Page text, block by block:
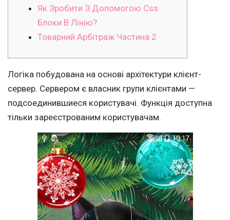
Як Зробити З Допомогою Css
Блоки В Лінію?
Товарний Арбітраж Частина 2
Логіка побудована на основі архітектури клієнт-
сервер. Сервером є власник групи клієнтами —
подсоединившиеся користувачі. Функція доступна
тільки зареєстрованим користувачам.